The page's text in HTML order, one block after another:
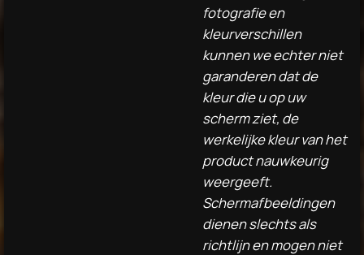
fotografie en
kleurverschillen
kunnen we echter niet
garanderen dat de
kleur die u op uw
scherm ziet, de
werkelijke kleur van het
product nauwkeurig
weergeeft.
Schermafbeeldingen
dienen slechts als
richtlijn en mogen niet